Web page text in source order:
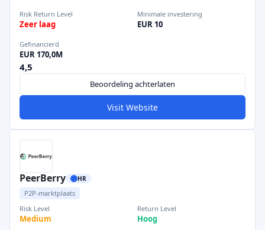
Risk Return Level
Zeer laag
Minimale investering
EUR 10
Gefinancierd
EUR 170,0M
4,5
Beoordeling achterlaten
Visit Website
PeerBerry HR
P2P-marktplaats
Risk Level
Medium
Return Level
Hoog